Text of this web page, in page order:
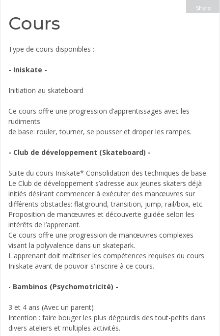
Share
Cours
Type de cours disponibles :
- Iniskate -
Initiation au skateboard
Ce cours offre une progression d’apprentissages avec les
rudiments
de base: rouler, tourner, se pousser et droper les rampes.
- Club de développement (Skateboard) -
Suite du cours Iniskate* Consolidation des techniques de base.
Le Club de développement s’adresse aux jeunes skaters déjà
initiés désirant commencer à exécuter des manœuvres sur
différents obstacles: flatground, transition, jump, rail/box, etc.
Proposition de manœuvres et découverte guidée selon les
intérêts de l’apprenant.
Ce cours offre une progression de manœuvres complexes
visant la polyvalence dans un skatepark.
L'apprenant doit maîtriser les compétences requises du cours
Iniskate avant de pouvoir s'inscrire à ce cours.
- Bambinos (Psychomotricité) -
3 et 4 ans (Avec un parent)
Intention : faire bouger les plus dégourdis des tout-petits dans
divers ateliers et multiples activités.